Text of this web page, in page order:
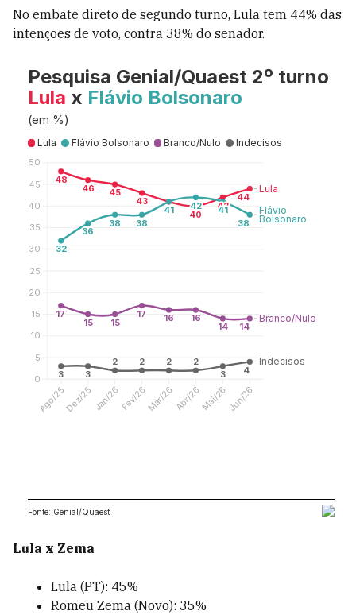
No embate direto de segundo turno, Lula tem 44% das
intenções de voto, contra 38% do senador.
Lula x Zema
Lula (PT): 45%
Romeu Zema (Novo): 35%